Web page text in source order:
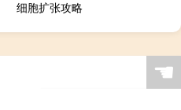
细胞扩张攻略
☚